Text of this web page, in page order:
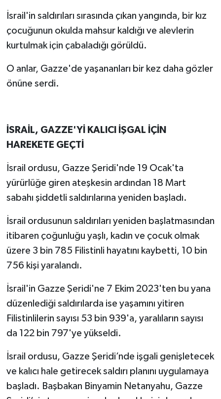
İsrail'in saldırıları sırasında çıkan yangında, bir kız
çocuğunun okulda mahsur kaldığı ve alevlerin
kurtulmak için çabaladığı görüldü.
O anlar, Gazze'de yaşananları bir kez daha gözler
önüne serdi.
İSRAİL, GAZZE'Yİ KALICI İŞGAL İÇİN
HAREKETE GEÇTİ
İsrail ordusu, Gazze Şeridi'nde 19 Ocak'ta
yürürlüğe giren ateşkesin ardından 18 Mart
sabahı şiddetli saldırılarına yeniden başladı.
İsrail ordusunun saldırıları yeniden başlatmasından
itibaren çoğunluğu yaşlı, kadın ve çocuk olmak
üzere 3 bin 785 Filistinli hayatını kaybetti, 10 bin
756 kişi yaralandı.
İsrail'in Gazze Şeridi'ne 7 Ekim 2023'ten bu yana
düzenlediği saldırılarda ise yaşamını yitiren
Filistinlilerin sayısı 53 bin 939'a, yaralıların sayısı
da 122 bin 797'ye yükseldi.
İsrail ordusu, Gazze Şeridi’nde işgali genişletecek
ve kalıcı hale getirecek saldırı planını uygulamaya
başladı. Başbakan Binyamin Netanyahu, Gazze